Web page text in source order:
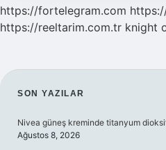
https://fortelegram.com
https://reeltarim.com.tr knight
SIDEBAR
SON YAZILAR
Nivea güneş kreminde titanyum
Ağustos 8, 2026